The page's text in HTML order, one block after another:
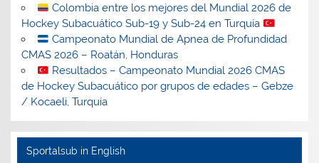
Colombia entre los mejores del Mundial 2026 de
Hockey Subacuático Sub-19 y Sub-24 en Turquía
Campeonato Mundial de Apnea de Profundidad
CMAS 2026 – Roatán, Honduras
Resultados – Campeonato Mundial 2026 CMAS
de Hockey Subacuático por grupos de edades – Gebze
/ Kocaeli, Turquía
Sportalsub in English